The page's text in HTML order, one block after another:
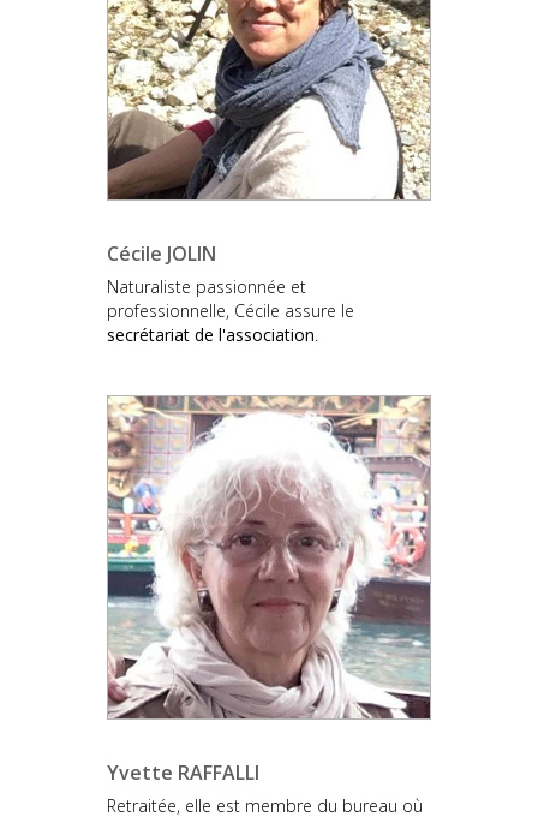
Cécile JOLIN
Naturaliste passionnée et
professionnelle, Cécile assure le
secrétariat de l'association.
Yvette RAFFALLI
Retraitée, elle est membre du bureau où